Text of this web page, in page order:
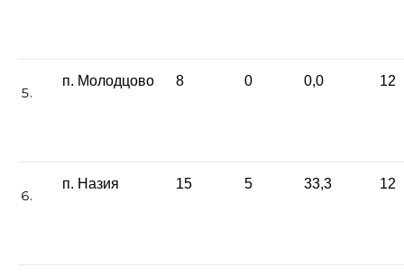
п. Молодцово 8 0 0,0 12
п. Назия 15 5 33,3 12